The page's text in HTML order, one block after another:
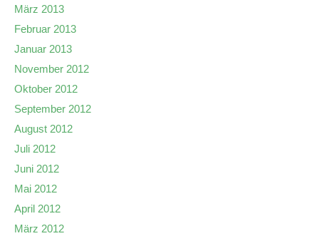
März 2013
Februar 2013
Januar 2013
November 2012
Oktober 2012
September 2012
August 2012
Juli 2012
Juni 2012
Mai 2012
April 2012
März 2012